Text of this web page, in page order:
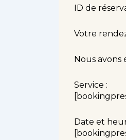
ID de
Votre
Nous avons
Service :
Date et